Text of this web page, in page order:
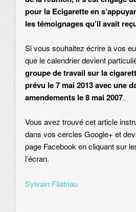
pour la Ecigarette en
les témoignages qu’il
Si vous souhaitez écrire à vos
que le calendrier devient
groupe de travail sur la
prévu le 7 mai 2013 avec une
amendements le 8 mai 2007.
Vous avez trouvé cet article
dans vos cercles Google+ et
page Facebook en cliquant sur
l’écran.
Sylvain Filatriau